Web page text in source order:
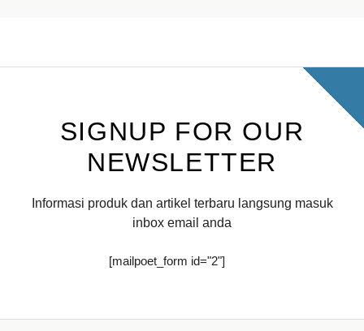
SIGNUP FOR OUR
NEWSLETTER
Informasi produk dan artikel terbaru langsung masuk
inbox email anda
[mailpoet_form id="2"]